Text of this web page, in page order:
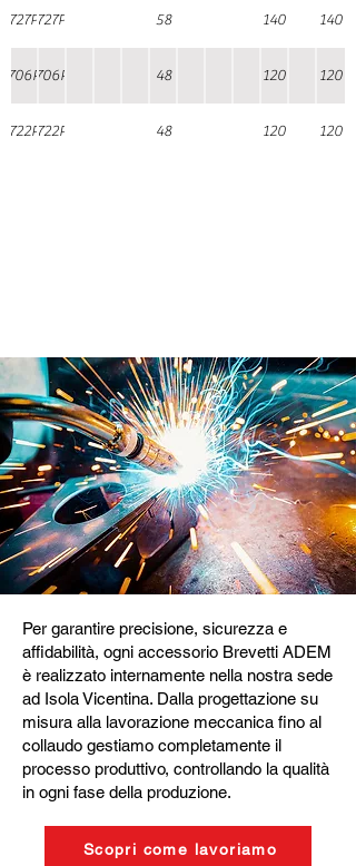
727P727P 58 140 140
706P706P 48 120 120
722P722P 48 120 120
Per garantire precisione, sicurezza e
affidabilità, ogni accessorio Brevetti ADEM
è realizzato internamente nella nostra sede
ad Isola Vicentina. Dalla progettazione su
misura alla lavorazione meccanica fino al
collaudo gestiamo completamente il
processo produttivo, controllando la qualità
in ogni fase della produzione.
Scopri come lavoriamo